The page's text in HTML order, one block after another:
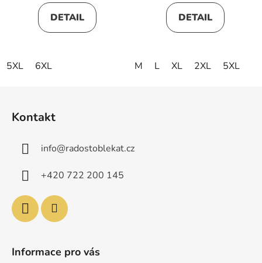
DETAIL
5XL 6XL
DETAIL
M L XL 2XL 5XL
Kontakt
info@radostoblekat.cz
+420 722 200 145
Informace pro vás